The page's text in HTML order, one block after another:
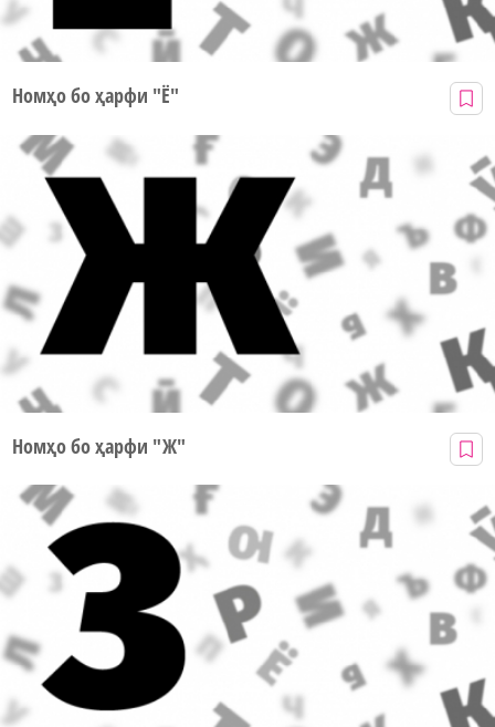
Номҳо бо ҳарфи "Ё"
Номҳо бо ҳарфи "Ж"